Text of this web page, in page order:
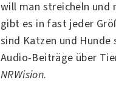
will man streicheln und
gibt es in fast jeder
sind Katzen und Hunde
Audio-Beiträge über
NRWision.